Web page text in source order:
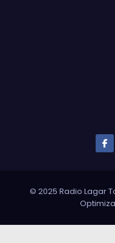
© 2025 Radio Lagar